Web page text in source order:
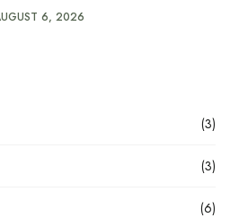
6, 2026
(3)
(3)
(6)